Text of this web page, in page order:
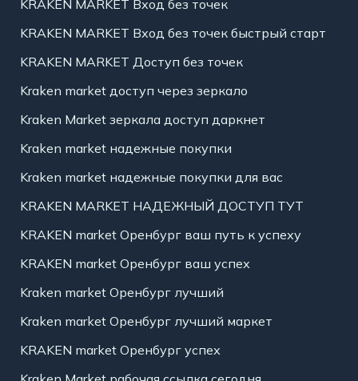
KRAKEN MARKET Вход без точек
KRAKEN MARKET Вход без точек быстрый старт
KRAKEN MARKET Доступ без точек
Kraken market доступ через зеркало
Kraken Market зеркала доступ даркнет
Kraken market надежные покупки
Kraken market надежные покупки для вас
KRAKEN MARKET НАДЕЖНЫЙ ДОСТУП ТУТ
KRAKEN market Оренбург ваш путь к успеху
KRAKEN market Оренбург ваш успех
Kraken market Оренбург лучший
Kraken market Оренбург лучший маркет
KRAKEN market Оренбург успех